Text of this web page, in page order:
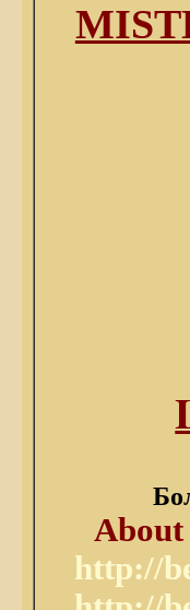
About
http://